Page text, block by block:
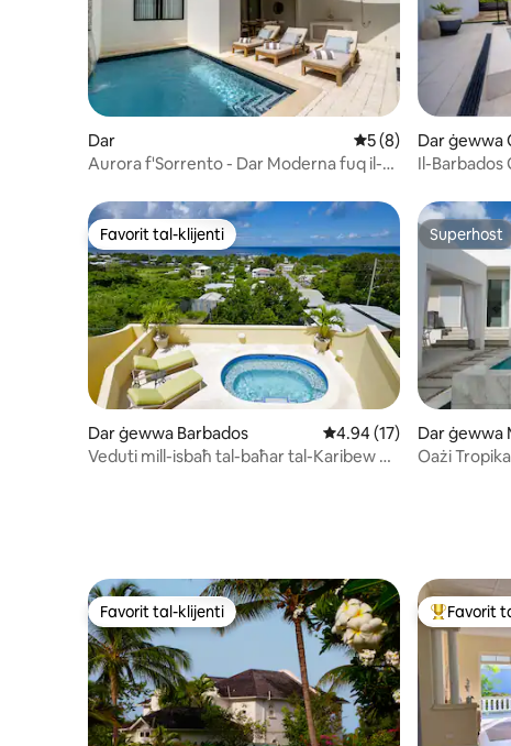
Dar Rating medju ta' 5
5 (8)
Aurora f'Sorrento - Dar Moderna fuq il-
Dar ġewwa
Il-Barbados
Favorit tal-klijenti
Favorit tal-klijenti
Dar ġewwa Barbados Rating medju ta' 4.94
4.94 (17)
Veduti mill-isbaħ tal-baħar tal-Karibew u
Superhost
Superhost
Dar ġewwa
Oażi
Favorit tal-klijenti
Favorit tal-klijenti Wieħed
Favorit